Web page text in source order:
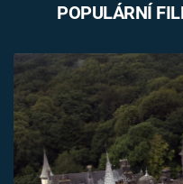
POPULÁRNÍ